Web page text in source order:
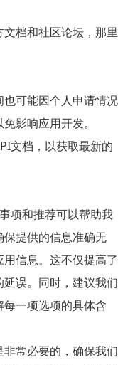
档和社区论坛，那里
可能因个人申请情况
影响应用开发。
文档，以获取最新的
项和推荐可以帮助我
提供的信息准确无
信息。这不仅提高了
误。同时，建议我们
一项选项的具体含
常必要的，确保我们